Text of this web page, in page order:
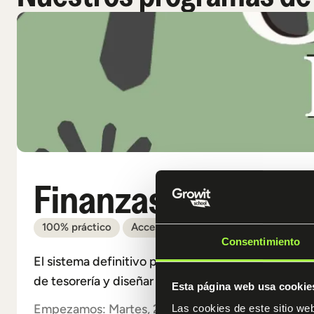
Consentimiento
Esta página web usa
Las cookies de este sitio
Finanzas con Claude
100% práctico Acceso 12 meses Triple
El sistema definitivo para CFOs, controllers,
de tesorería y diseñar tesis de inversión
Empezamos: Martes, 23 de Junio